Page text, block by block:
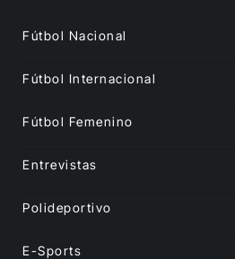
Fútbol Nacional
Fútbol Internacional
Fútbol Femenino
Entrevistas
Polideportivo
E-Sports